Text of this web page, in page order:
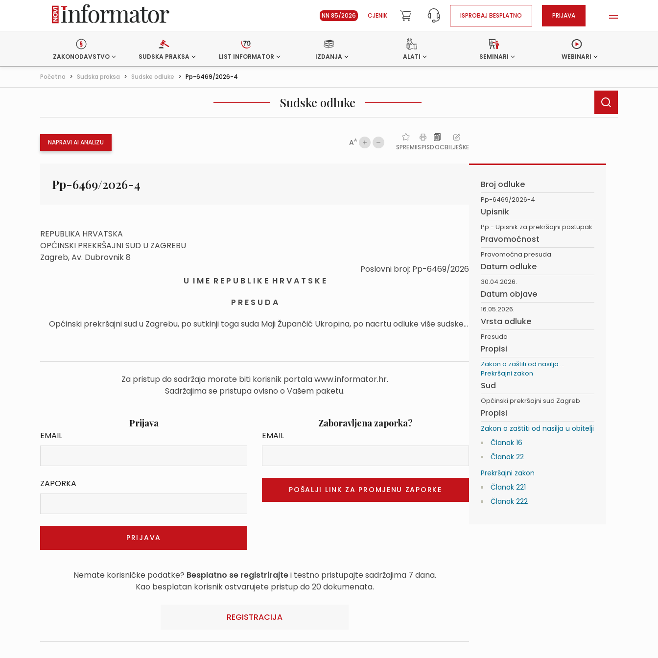
NN 85/2026 CJENIK ISPROBAJ BESPLATNO PRIJAVA
ZAKONODAVSTVO SUDSKA PRAKSA LIST INFORMATOR IZDANJA ALATI SEMINARI WEBINARI
Početna > Sudska praksa > Sudske odluke > Pp-6469/2026-4
Sudske odluke
NAPRAVI AI ANALIZU AA
SPREMIISPISDOCBILJEŠKE
Pp-6469/2026-4
REPUBLIKA HRVATSKA
OPĆINSKI PREKRŠAJNI SUD U ZAGREBU
Zagreb, Av. Dubrovnik 8
Poslovni broj: Pp-6469/2026
U I M E R E P U B L I K E H R V A T S K E
P R E S U D A
Općinski prekršajni sud u Zagrebu, po sutkinji toga suda Maji Župančić Ukropina, po nacrtu odluke više sudske...
Za pristup do sadržaja morate biti korisnik portala www.informator.hr.
Sadržajima se pristupa ovisno o Vašem paketu.
Prijava
EMAIL
ZAPORKA
Zaboravljena zaporka?
EMAIL
Nemate korisničke podatke? Besplatno se registrirajtei testno pristupajte sadržajima 7 dana.
Kao besplatan korisnik ostvarujete pristup do 20 dokumenata.
REGISTRACIJA
Broj odluke
Pp-6469/2026-4
Upisnik
Pp - Upisnik za prekršajni postupak
Pravomoćnost
Pravomoćna presuda
Datum odluke
30.04.2026.
Datum objave
16.05.2026.
Vrsta odluke
Presuda
Propisi
Zakon o zaštiti od nasilja ...
Prekršajni zakon
Sud
Općinski prekršajni sud Zagreb
Propisi
Zakon o zaštiti od nasilja u obitelji
Članak 16
Članak 22
Prekršajni zakon
Članak 221
Članak 222